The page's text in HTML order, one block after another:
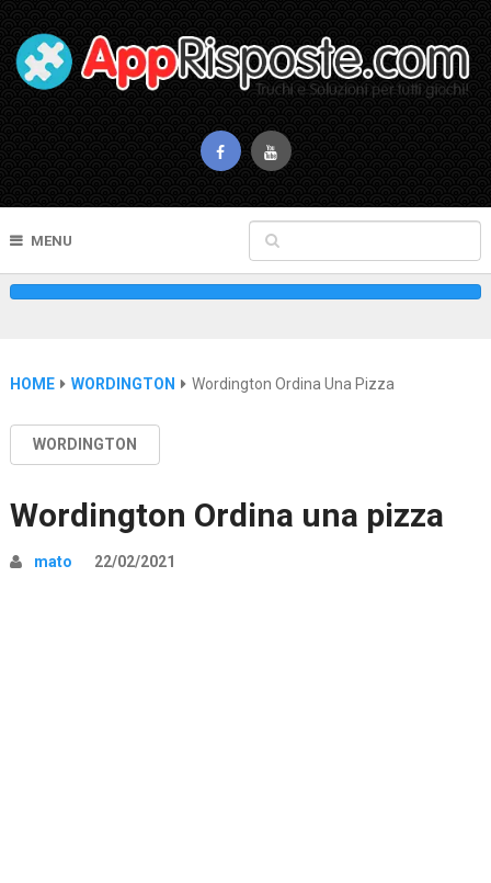
MENU
HOME WORDINGTON Wordington Ordina Una Pizza
WORDINGTON
Wordington Ordina una pizza
mato 22/02/2021